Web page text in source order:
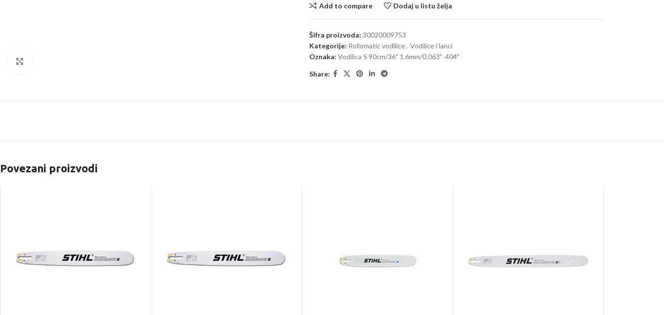
Add to compare Dodaj u listu želja
Šifra proizvoda: 30020009753
Kategorije: Rollomatic vodilice, Vodilice i lanci
Oznaka: Vodilica S 90cm/36" 1.6mm/0.063" .404"
Share:
Povezani proizvodi